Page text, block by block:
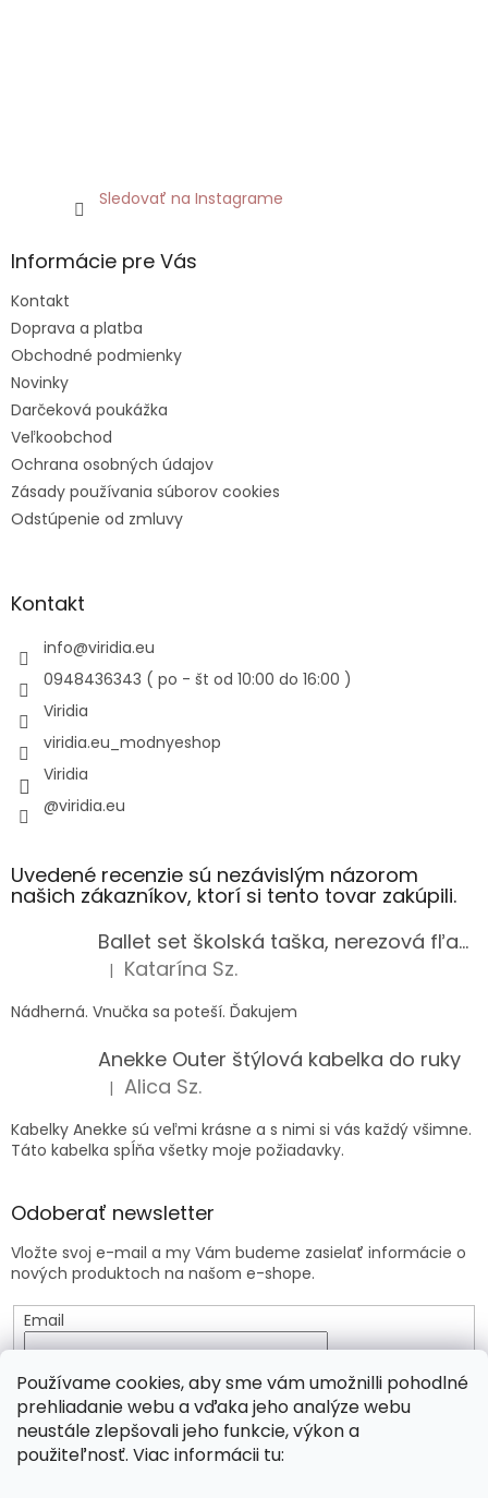
Používame cookies, aby sme vám umožnilli pohodlné
prehliadanie webu a vďaka jeho analýze webu
neustále zlepšovali jeho funkcie, výkon a
použiteľnosť. Viac informácii tu:
Sledovať na Instagrame
Informácie pre Vás
Kontakt
Doprava a platba
Obchodné podmienky
Novinky
Darčeková poukážka
Veľkoobchod
Ochrana osobných údajov
Zásady používania súborov cookies
Odstúpenie od zmluvy
Kontakt
info@viridia.eu
0948436343 ( po - št od 10:00 do 16:00 )
Viridia
viridia.eu_modnyeshop
Viridia
@viridia.eu
Uvedené recenzie sú nezávislým názorom
našich zákazníkov, ktorí si tento tovar zakúpili.
Ballet set školská taška, nerezová fľaša a plný peračník s motívom baletky pre dievča
Hodnotenie produktu je 5 z 5 hviezdičiek.
| Katarína Sz.
Nádherná. Vnučka sa poteší. Ďakujem
Anekke Outer štýlová kabelka do ruky
Hodnotenie produktu je 5 z 5 hviezdičiek.
| Alica Sz.
Kabelky Anekke sú veľmi krásne a s nimi si vás každý všimne.
Táto kabelka spĺňa všetky moje požiadavky.
Odoberať newsletter
Vložte svoj e-mail a my Vám budeme zasielať informácie o
nových produktoch na našom e-shope.
Email
osobných údajov
PRIHLÁSIŤ SA